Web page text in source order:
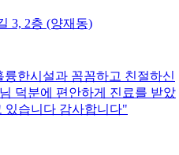
3, 2층 (양재동)
한시설과 꼼꼼하고 친절하신
덕분에 편안하게 진료를 받았
있습니다 감사합니다"